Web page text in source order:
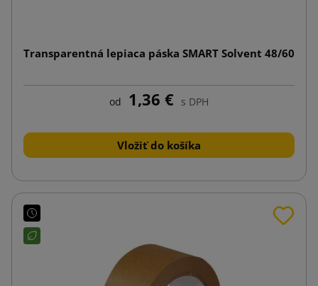
Transparentná lepiaca páska SMART Solvent 48/60
od 1,36 € s DPH
Vložiť do košíka